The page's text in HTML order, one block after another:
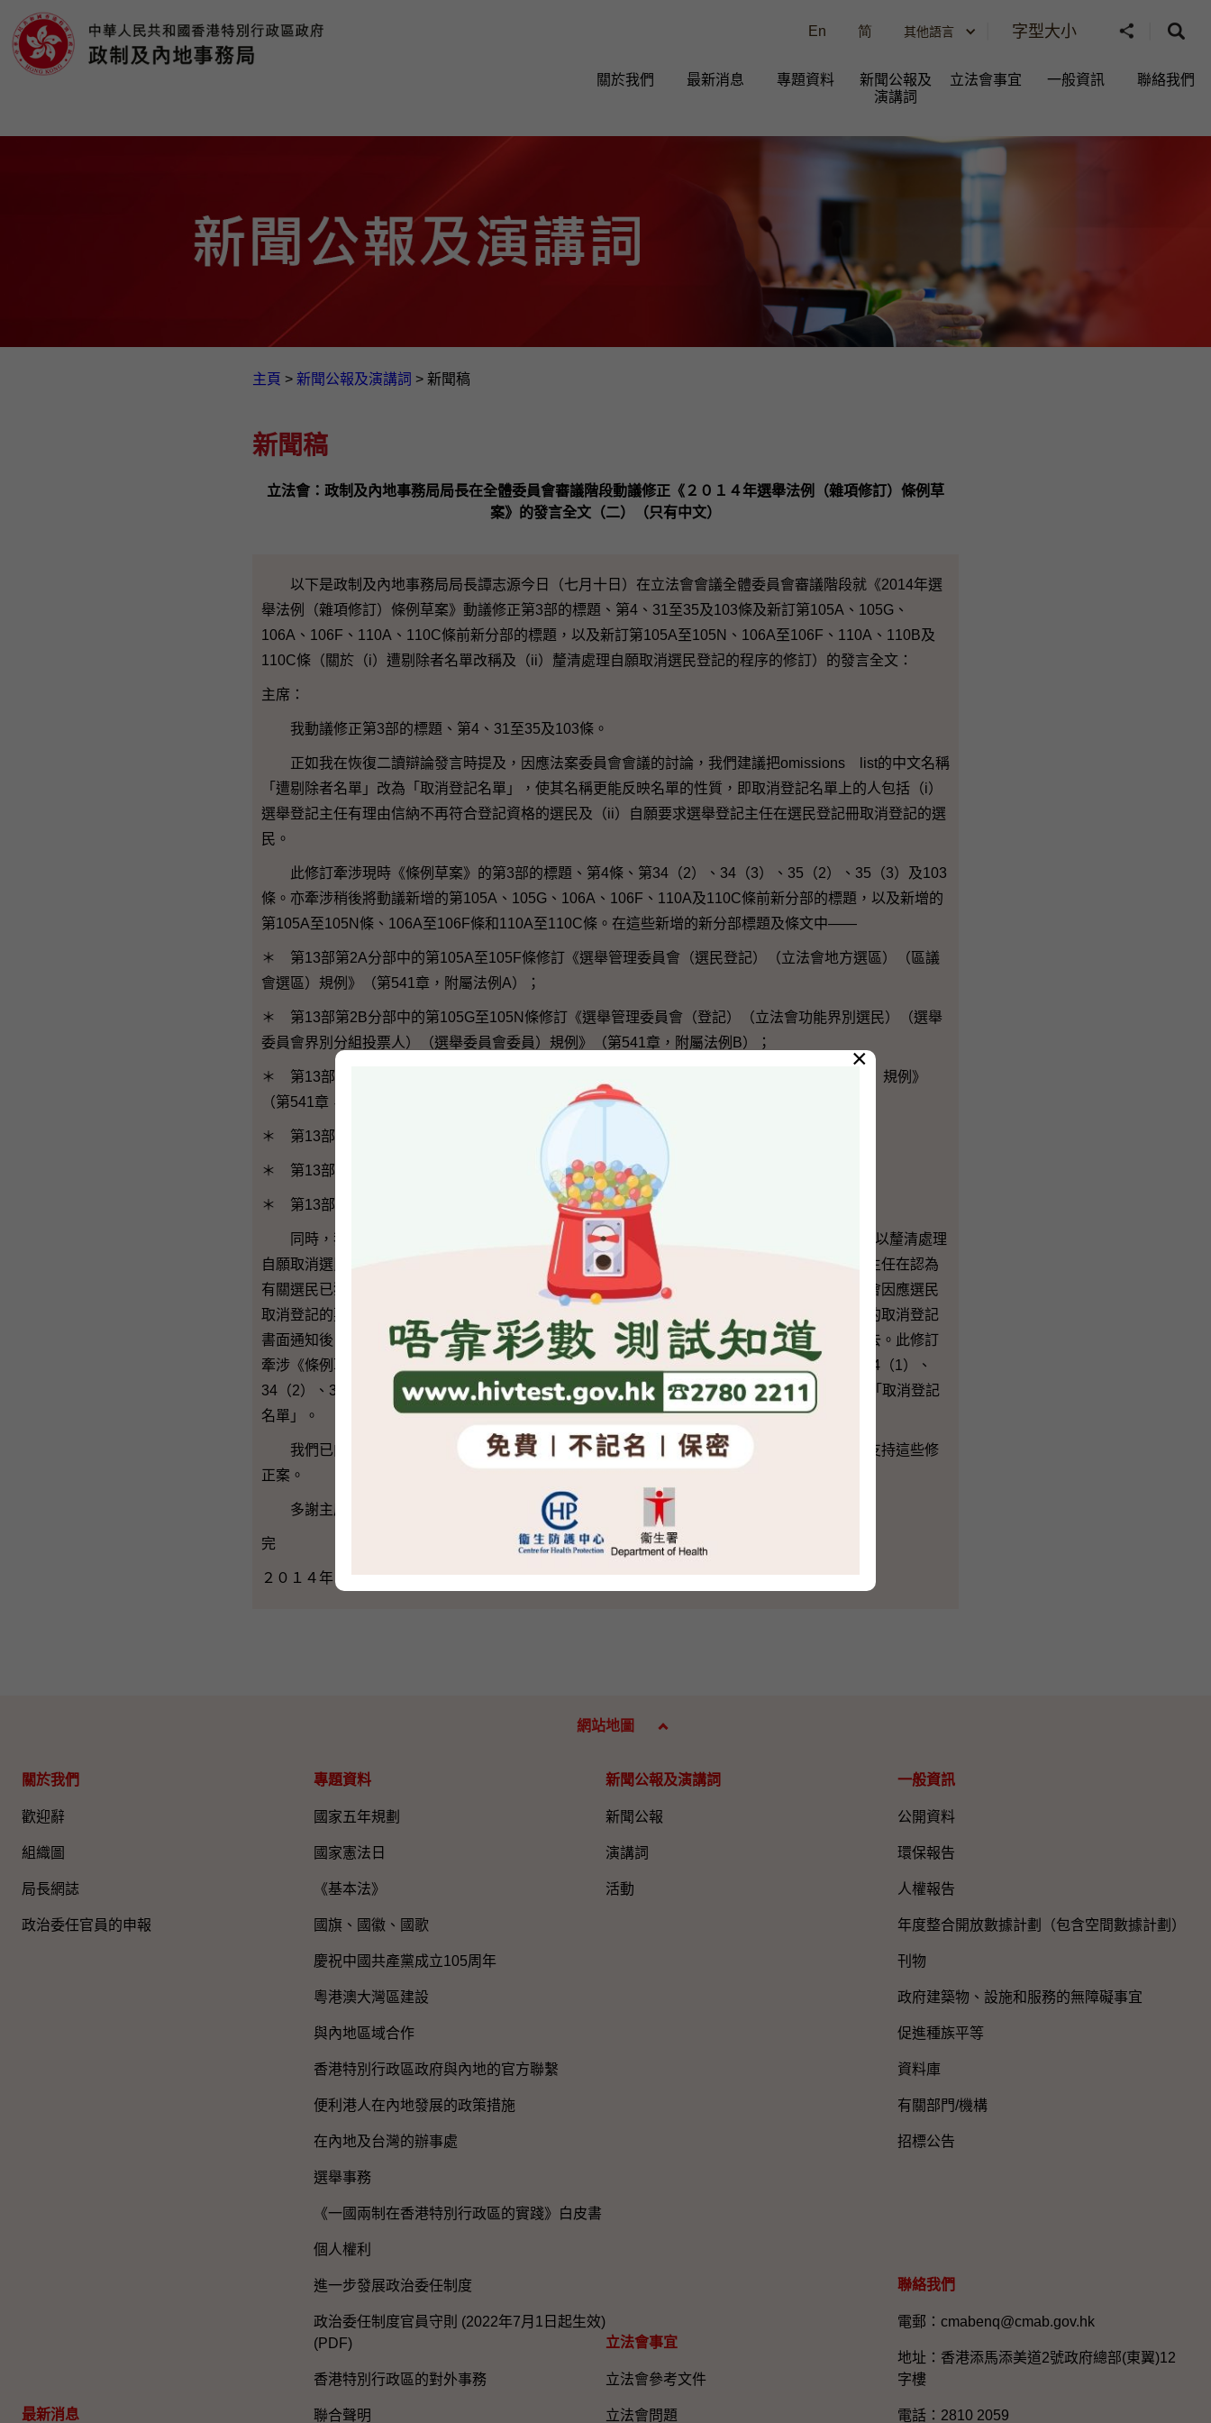
En 简 其他語言 字型大小
關於我們 最新消息 專題資料
新聞公報及
演講詞
立法會事宜 一般資訊​ 聯絡我們
主頁 > 新聞公報及演講詞 > 新聞稿
新聞稿
立法會：政制及內地事務局局長在全體委員會審議階段動議修正《２０１４年選舉法例（雜項修訂）條例草
案》的發言全文（二）（只有中文）
以下是政制及內地事務局局長譚志源今日（七月十日）在立法會會議全體委員會審議階段就《2014年選
舉法例（雜項修訂）條例草案》動議修正第3部的標題、第4、31至35及103條及新訂第105A、105G、
106A、106F、110A、110C條前新分部的標題，以及新訂第105A至105N、106A至106F、110A、110B及
110C條（關於（i）遭剔除者名單改稱及（ii）釐清處理自願取消選民登記的程序的修訂）的發言全文：
主席：
我動議修正第3部的標題、第4、31至35及103條。
正如我在恢復二讀辯論發言時提及，因應法案委員會會議的討論，我們建議把omissions list的中文名稱
「遭剔除者名單」改為「取消登記名單」，使其名稱更能反映名單的性質，即取消登記名單上的人包括（i）
選舉登記主任有理由信納不再符合登記資格的選民及（ii）自願要求選舉登記主任在選民登記冊取消登記的選
民。
此修訂牽涉現時《條例草案》的第3部的標題、第4條、第34（2）、34（3）、35（2）、35（3）及103
條。亦牽涉稍後將動議新增的第105A、105G、106A、106F、110A及110C條前新分部的標題，以及新增的
第105A至105N條、106A至106F條和110A至110C條。在這些新增的新分部標題及條文中——
＊ 第13部第2A分部中的第105A至105F條修訂《選舉管理委員會（選民登記）（立法會地方選區）（區議
會選區）規例》（第541章，附屬法例A）；
＊ 第13部第2B分部中的第105G至105N條修訂《選舉管理委員會（登記）（立法會功能界別選民）（選舉
委員會界別分組投票人）（選舉委員會委員）規例》（第541章，附屬法例B）；
＊ 第13部第3A分部中的第106A至106E條修訂《選舉管理委員會（選民登記）（鄉郊代表選舉）規例》
（第541章，附屬法例K）；
＊ 第13部第3B分部中的第106F條修訂《立法會條例》（第542章）；
＊ 第13部第6分部中的第110A至B條修訂《行政長官選舉條例》（第569章）；
＊ 第13部第7分部中的第110C條修訂《鄉郊代表選舉條例》（第576章）。
同時，我們因應法案委員會的討論，建議在《條例草案》第3部引進委員會審議階段修正案，以釐清處理
自願取消選民登記的程序。我們在規例中會說明處理自願取消選民登記的一般原則，即選舉登記主任在認為
有關選民已獲告知選舉登記主任擬將該選民的記項從下一份正式選民登記冊內略去的情況下，才會因應選民
取消登記的要求而把該選民的記項納入取消登記名單。法例亦規定選舉登記主任收到選民已簽署的取消登記
書面通知後，須以掛號郵件通知該選民，他準備將該選民的記項，從下一份正式選民登記冊內略去。此修訂
牽涉《條例草案》第31（2）、31（5）、32（2）、32（3）、32（7）、33（2）、33（4）、34（1）、
34（2）、35（1）及35（2）條。這些條文中本來提及「遭剔除者名單」的地方亦已經全部改為「取消登記
名單」。
我們已向法案委員會介紹上述有關的修訂。法案委員會委員亦支持我們的建議。我懇請委員支持這些修
正案。
多謝主席。
完
２０１４年７月１０日（星期四）
網站地圖
關於我們
歡迎辭
組織圖​
局長網誌
政治委任官員的申報
最新消息
專題資料
國家五年規劃
國家憲法日
《基本法》
國旗、國徽、國歌
慶祝中國共產黨成立105周年
粵港澳大灣區建設
與內地區域合作
香港特別行政區政府與內地的官方聯繫
便利港人在內地發展的政策措施
在內地及台灣的辦事處
選舉事務
《一國兩制在香港特別行政區的實踐》白皮書
個人權利
進一步發展政治委任制度
政治委任制度官員守則 (2022年7月1日起生效)
(PDF)
香港特別行政區的對外事務
聯合聲明
新聞公報及演講詞
新聞公報
演講詞
活動
立法會事宜
立法會參考文件
立法會問題
一般資訊​
公開資料
環保報告
人權報告
年度整合開放數據計劃（包含空間數據計劃）
刊物
政府建築物、設施和服務的無障礙事宜
促進種族平等
資料庫
有關部門/機構
招標公告
聯絡我們
電郵：cmabenq@cmab.gov.hk​
地址：香港添馬添美道2號政府總部(東翼)12
字樓
電話：2810 2059
×